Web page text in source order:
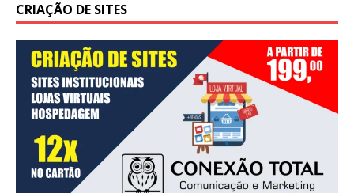
CRIAÇÃO DE SITES